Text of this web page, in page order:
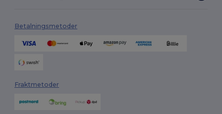
Betalningsmetoder
Fraktmetoder